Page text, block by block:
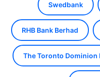
Swedbank
RHB Bank Berhad
The Toronto Dominion